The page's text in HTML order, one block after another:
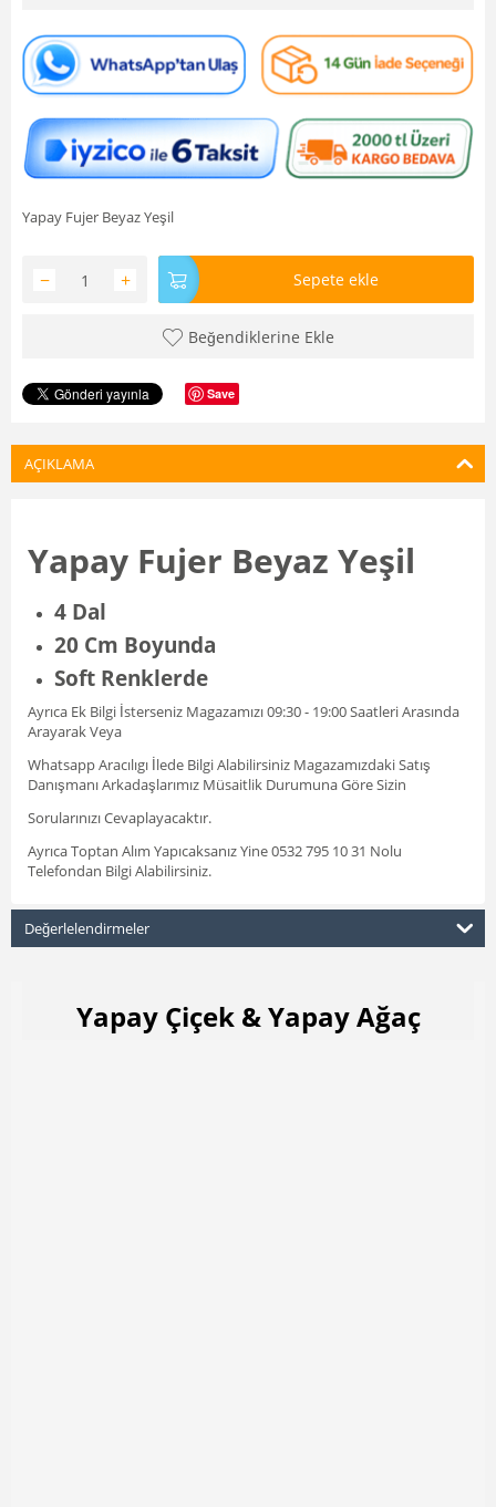
Yapay Fujer Beyaz Yeşil
+
− Sepete ekle
Beğendiklerine Ekle
Save
AÇIKLAMA
Yapay Fujer Beyaz Yeşil
4 Dal
20 Cm Boyunda
Soft Renklerde
Ayrıca Ek Bilgi İsterseniz Magazamızı 09:30 - 19:00 Saatleri Arasında
Arayarak Veya
Whatsapp Aracılıgı İlede Bilgi Alabilirsiniz Magazamızdaki Satış
Danışmanı Arkadaşlarımız Müsaitlik Durumuna Göre Sizin
Sorularınızı Cevaplayacaktır.
Ayrıca Toptan Alım Yapıcaksanız Yine 0532 795 10 31 Nolu
Telefondan Bilgi Alabilirsiniz.
Değerlelendirmeler
Yapay Çiçek & Yapay Ağaç